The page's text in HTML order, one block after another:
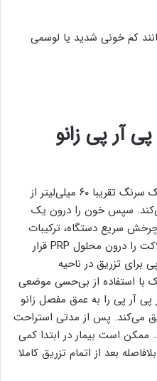
کم خونی شدید یا لوسمی
آر پی زانو
در مرحله اول پزشک با استفاده از یک سرنگ تقریبا ۶۰ میلی‌لیتر از
سپس خون را درون یک
چرخش سریع دستگاه، ترکیبات
خون جدا شده و اجزای پلاسما و پلاکت را درون محلول PRP قرار
برای تزریق در ناحیه
استفاده از بی‌حسی موضعی
تقریبا ۲-۶ میلی‌متر پی آر پی را به عمق مفصل زانو
می‌کند. پس از مدتی استراحت
ممکن است بیمار در ابتدا کمی
بعد از اتمام تزریق کاملا